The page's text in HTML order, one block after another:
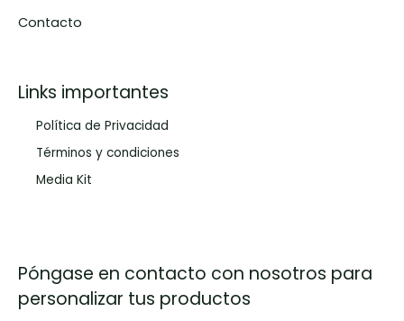
Contacto
Links importantes
Política de Privacidad
Términos y condiciones
Media Kit
Póngase en contacto con nosotros para
personalizar tus productos